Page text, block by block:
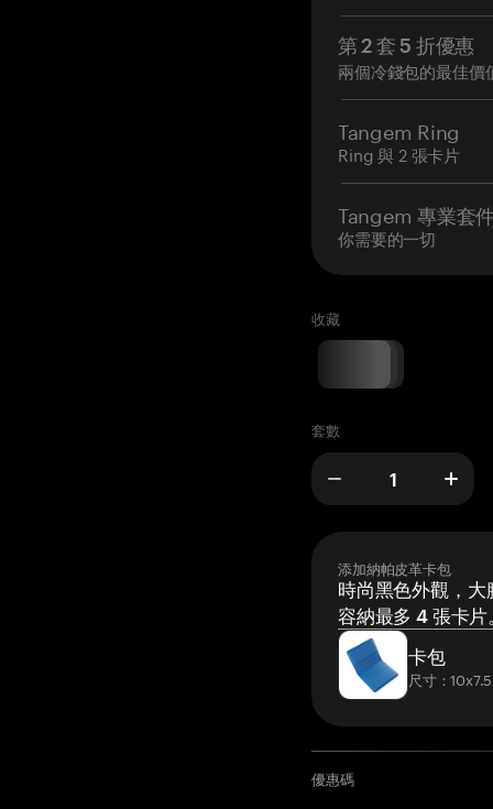
第 2 套 5 折優惠
兩個冷錢包的最佳價
Tangem Ring
Ring 與 2 張卡片
Tangem 專業套
你需要的一切
收藏
套數
添加納帕皮革卡包
時尚黑色外觀，大
容納最多 4 張卡片
卡包
尺寸：
優惠碼